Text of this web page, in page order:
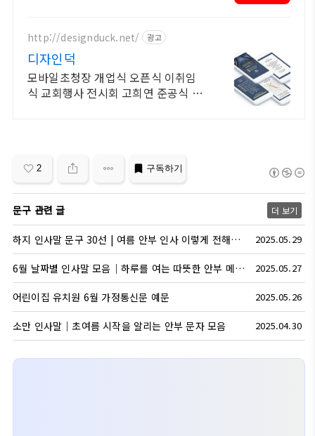
http://designduck.net/ 광고
디자인덕
모바일초청장 개업식 오픈식 이취임
식 교회행사 전시회 고희연 준공식 초
2 구독하기
문구 관련 글 더 보기
하지 인사말 문구 30선 | 여름 안부 인사 이렇게 전해보세요 2025.05.29
6월 날짜별 인사말 모음｜하루를 여는 따뜻한 안부 메시지 2025.05.27
어린이집 유치원 6월 가정통신문 예문 2025.05.26
소만 인사말｜초여름 시작을 알리는 안부 문자 모음 2025.04.30